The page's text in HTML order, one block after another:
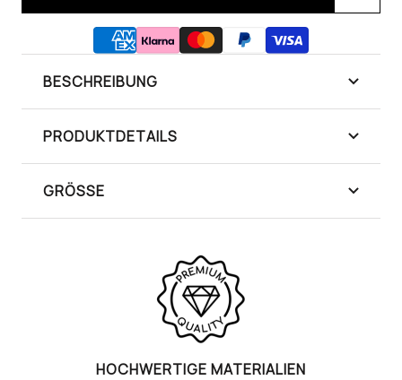
BESCHREIBUNG
PRODUKTDETAILS
GRÖSSE
HOCHWERTIGE MATERIALIEN